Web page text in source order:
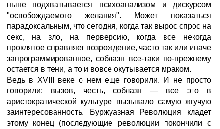
ныне подхватывается психоанализом и дискурсом
"освобождаемого желания". Может показаться
парадоксальным, что сегодня, когда так вырос спрос на
секс, на зло, на перверсию, когда все некогда
проклятое справляет возрождение, часто так или иначе
запрограммированное, соблазн все-таки по-прежнему
остается в тени, а то и вовсе окутывается мраком.
Ведь в XVIII веке о нем еще говорили. И не просто
говорили: вызов, честь, соблазн — все это в
аристократической культуре вызывало самую жгучую
заинтересованность. Буржуазная Революция кладет
этому конец (последующие революции покончили с